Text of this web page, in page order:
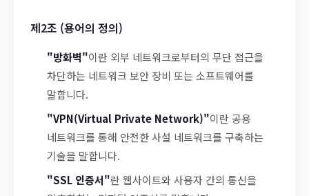
제2조 (용어의 정의)
"방화벽"이란 외부 네트워크로부터의 무단 접근을
차단하는 네트워크 보안 장비 또는 소프트웨어를
말합니다.
"VPN(Virtual Private Network)"이란 공용
네트워크를 통해 안전한 사설 네트워크를 구축하는
기술을 말합니다.
"SSL 인증서"란 웹사이트와 사용자 간의 통신을